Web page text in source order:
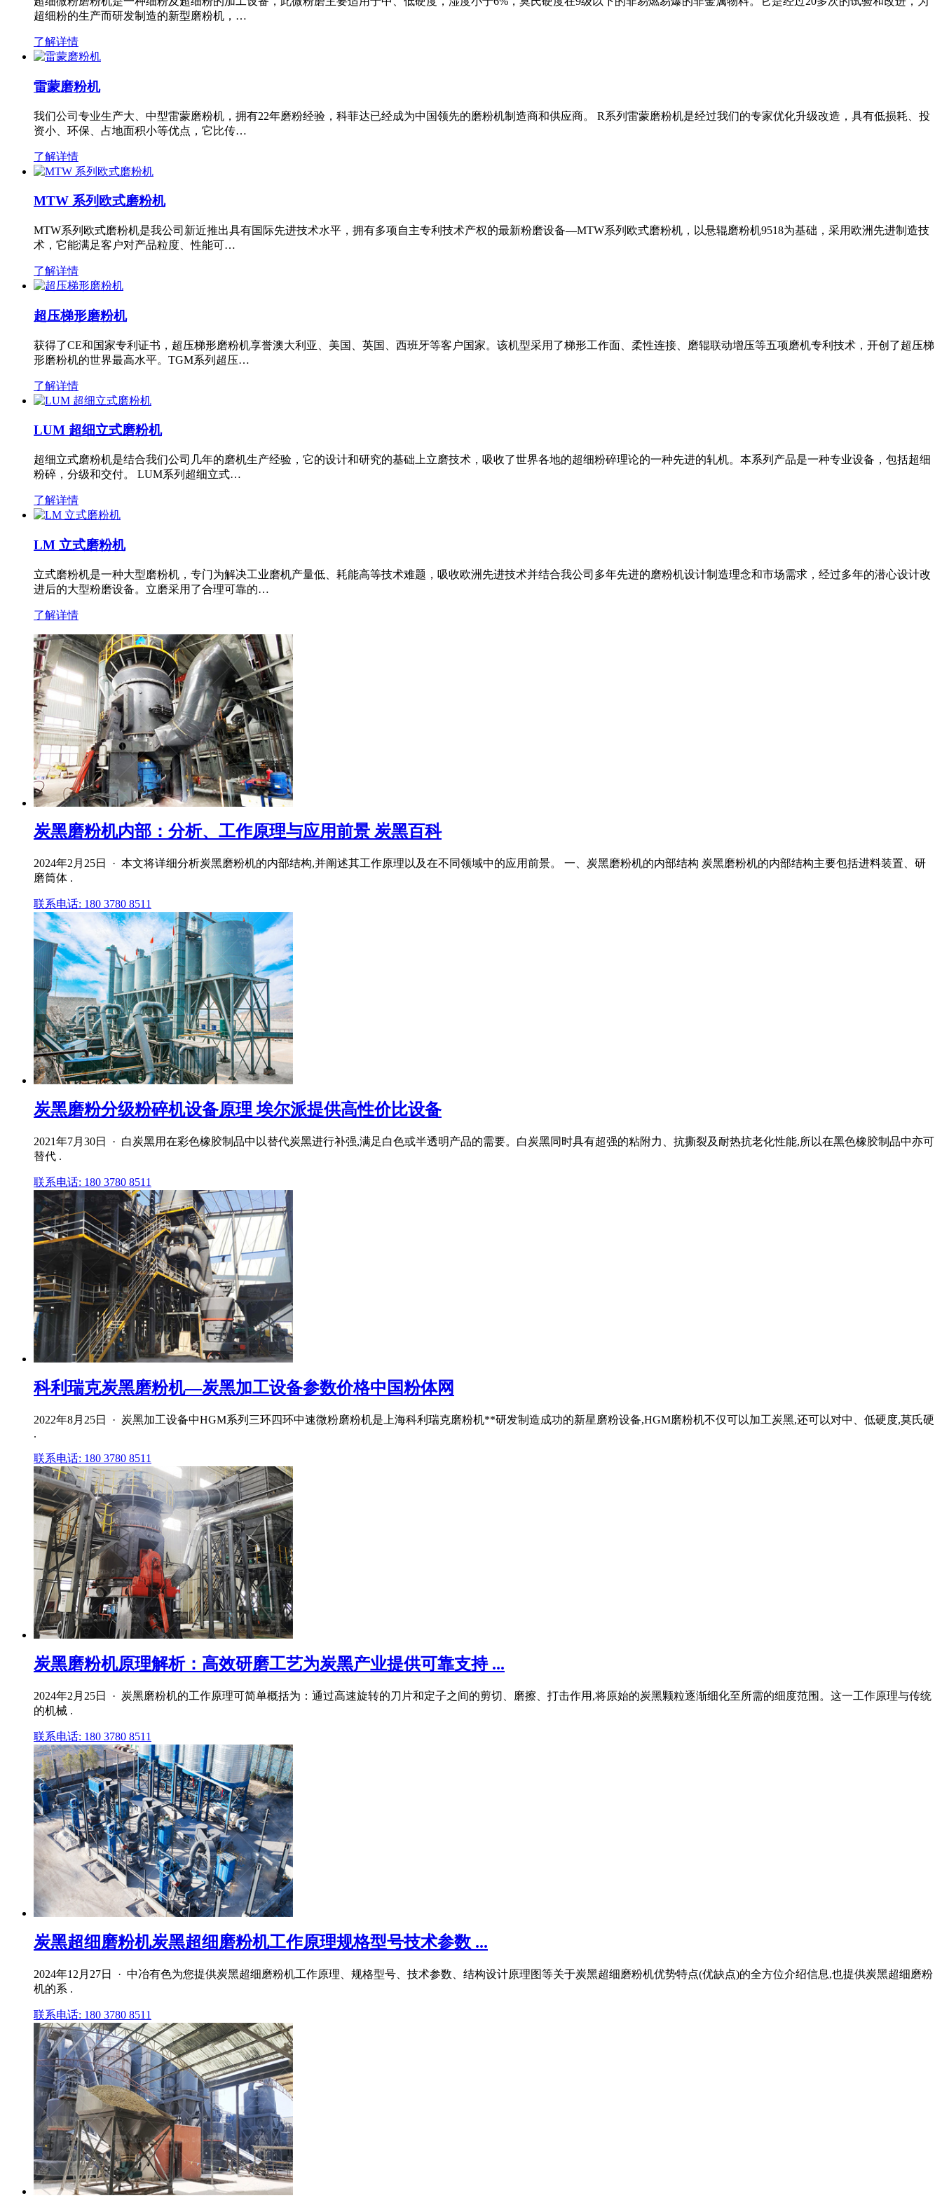
超细粉的生产而研发制造的新型磨粉机，…
了解详情
雷蒙磨粉机
我们公司专业生产大、中型雷蒙磨粉机，拥有22年磨粉经验，科菲达已经成为中国领先的磨粉机制造商和供应商。 R系列雷蒙磨粉机是经过我们的专家优化升级改造，具有低损耗、投
资小、环保、占地面积小等优点，它比传…
了解详情
MTW 系列欧式磨粉机
MTW系列欧式磨粉机是我公司新近推出具有国际先进技术水平，拥有多项自主专利技术产权的最新粉磨设备—MTW系列欧式磨粉机，以悬辊磨粉机9518为基础，采用欧洲先进制造技
术，它能满足客户对产品粒度、性能可…
了解详情
超压梯形磨粉机
获得了CE和国家专利证书，超压梯形磨粉机享誉澳大利亚、美国、英国、西班牙等客户国家。该机型采用了梯形工作面、柔性连接、磨辊联动增压等五项磨机专利技术，开创了超压梯
形磨粉机的世界最高水平。TGM系列超压…
了解详情
LUM 超细立式磨粉机
超细立式磨粉机是结合我们公司几年的磨机生产经验，它的设计和研究的基础上立磨技术，吸收了世界各地的超细粉碎理论的一种先进的轧机。本系列产品是一种专业设备，包括超细
粉碎，分级和交付。 LUM系列超细立式…
了解详情
LM 立式磨粉机
立式磨粉机是一种大型磨粉机，专门为解决工业磨机产量低、耗能高等技术难题，吸收欧洲先进技术并结合我公司多年先进的磨粉机设计制造理念和市场需求，经过多年的潜心设计改
进后的大型粉磨设备。立磨采用了合理可靠的…
了解详情
炭黑磨粉机内部：分析、工作原理与应用前景 炭黑百科
2024年2月25日 · 本文将详细分析炭黑磨粉机的内部结构,并阐述其工作原理以及在不同领域中的应用前景。 一、炭黑磨粉机的内部结构 炭黑磨粉机的内部结构主要包括进料装置、研
磨筒体 .
联系电话: 180 3780 8511
炭黑磨粉分级粉碎机设备原理 埃尔派提供高性价比设备
2021年7月30日 · 白炭黑用在彩色橡胶制品中以替代炭黑进行补强,满足白色或半透明产品的需要。白炭黑同时具有超强的粘附力、抗撕裂及耐热抗老化性能,所以在黑色橡胶制品中亦可
替代 .
联系电话: 180 3780 8511
科利瑞克炭黑磨粉机—炭黑加工设备参数价格中国粉体网
2022年8月25日 · 炭黑加工设备中HGM系列三环四环中速微粉磨粉机是上海科利瑞克磨粉机**研发制造成功的新星磨粉设备,HGM磨粉机不仅可以加工炭黑,还可以对中、低硬度,莫氏硬
.
联系电话: 180 3780 8511
炭黑磨粉机原理解析：高效研磨工艺为炭黑产业提供可靠支持 ...
2024年2月25日 · 炭黑磨粉机的工作原理可简单概括为：通过高速旋转的刀片和定子之间的剪切、磨擦、打击作用,将原始的炭黑颗粒逐渐细化至所需的细度范围。这一工作原理与传统
的机械 .
联系电话: 180 3780 8511
炭黑超细磨粉机炭黑超细磨粉机工作原理规格型号技术参数 ...
2024年12月27日 · 中冶有色为您提供炭黑超细磨粉机工作原理、规格型号、技术参数、结构设计原理图等关于炭黑超细磨粉机优势特点(优缺点)的全方位介绍信息,也提供炭黑超细磨粉
机的系 .
联系电话: 180 3780 8511